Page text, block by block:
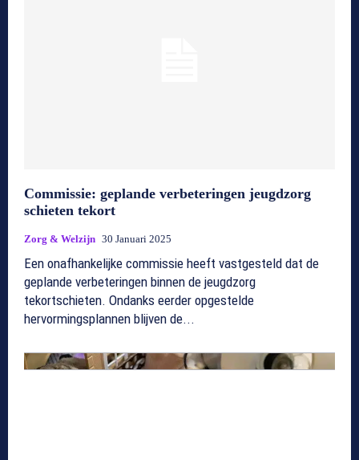
Commissie: geplande verbeteringen jeugdzorg
schieten tekort
Zorg & Welzijn 30 Januari 2025
Een onafhankelijke commissie heeft vastgesteld dat de
geplande verbeteringen binnen de jeugdzorg
tekortschieten. Ondanks eerder opgestelde
hervormingsplannen blijven de...